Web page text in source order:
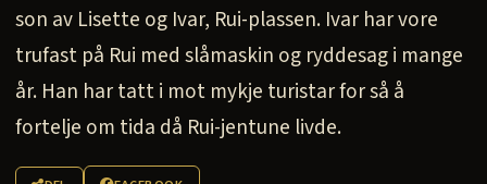
son av Lisette og Ivar, Rui-plassen. Ivar har vore
trufast på Rui med slåmaskin og ryddesag i mange
år. Han har tatt i mot mykje turistar for så å
fortelje om tida då Rui-jentune livde.